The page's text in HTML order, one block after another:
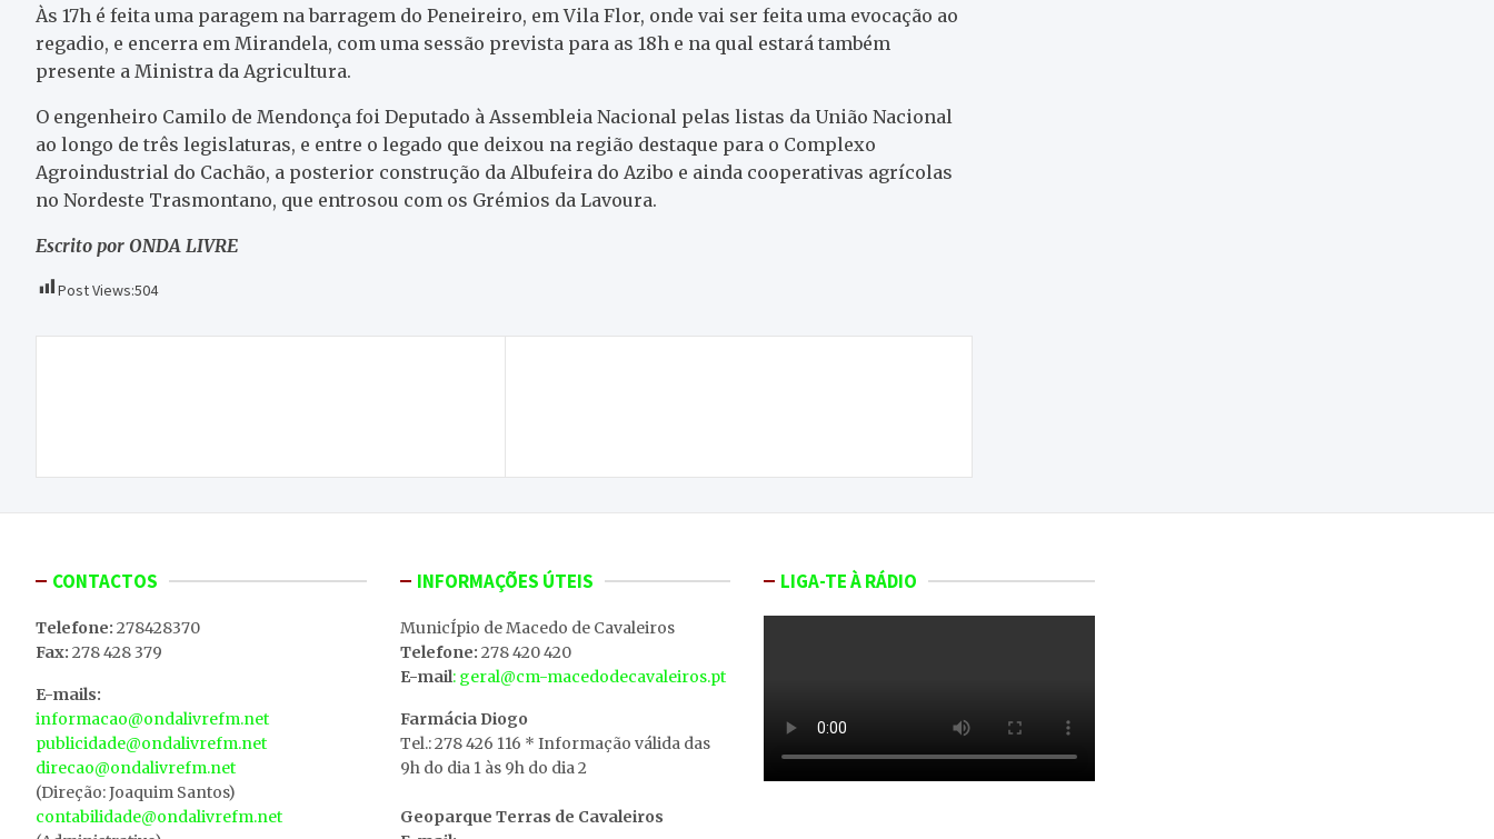
Às 17h é feita uma paragem na barragem do Peneireiro, em Vila Flor, onde vai ser feita uma evocação ao
regadio, e encerra em Mirandela, com uma sessão prevista para as 18h e na qual estará também
presente a Ministra da Agricultura.
O engenheiro Camilo de Mendonça foi Deputado à Assembleia Nacional pelas listas da União Nacional
ao longo de três legislaturas, e entre o legado que deixou na região destaque para o Complexo
Agroindustrial do Cachão, a posterior construção da Albufeira do Azibo e ainda cooperativas agrícolas
no Nordeste Trasmontano, que entrosou com os Grémios da Lavoura.
Escrito por ONDA LIVRE
Post Views:504
CONTACTOS
Telefone: 278428370
Fax: 278 428 379
E-mails:
informacao@ondalivrefm.net
publicidade@ondalivrefm.net
direcao@ondalivrefm.net
(Direção: Joaquim Santos)
contabilidade@ondalivrefm.net
INFORMAÇÕES ÚTEIS
MunicÍpio de Macedo de Cavaleiros
Telefone: 278 420 420
E-mail: geral@cm-macedodecavaleiros.pt
Farmácia Diogo
Tel.: 278 426 116 * Informação válida das
9h do dia 1 às 9h do dia 2
Geoparque Terras de Cavaleiros
LIGA-TE À RÁDIO